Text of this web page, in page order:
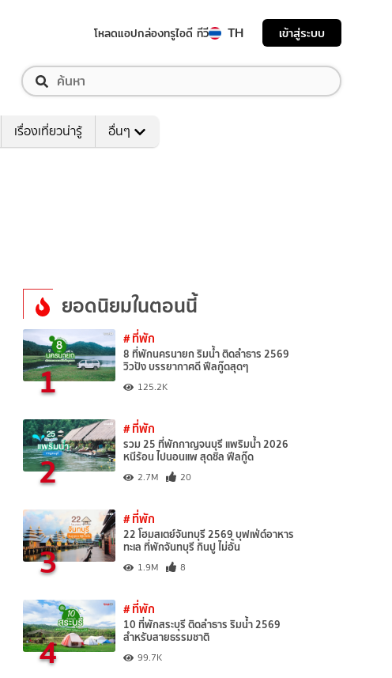
โหลดแอปกล่องทรูไอดี ทีวี TH เข้าสู่ระบบ
เรื่องเที่ยวน่ารู้ อื่นๆ
ยอดนิยมในตอนนี้
1
# ที่พัก
8 ที่พักนครนายก ริมน้ำ ติดลำธาร 2569
วิวปัง บรรยากาศดี ฟีลกู๊ดสุดๆ
125.2K
2
# ที่พัก
รวม 25 ที่พักกาญจนบุรี แพริมน้ำ 2026
หนีร้อน ไปนอนแพ สุดชิล ฟีลกู๊ด
2.7M 20
3
# ที่พัก
22 โฮมสเตย์จันทบุรี 2569 บุฟเฟ่ต์อาหาร
ทะเล ที่พักจันทบุรี กินปู ไม่อั้น
1.9M 8
4
# ที่พัก
10 ที่พักสระบุรี ติดลำธาร ริมน้ำ 2569
สำหรับสายธรรมชาติ
99.7K